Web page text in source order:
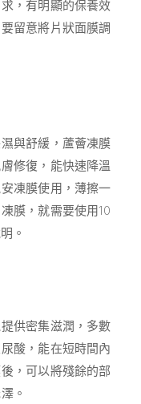
，有明顯的保養效
留意將片狀面膜調
與舒緩，蘆薈凍膜
修復，能快速降溫
凍膜使用，薄擦一
膜，就需要使用10
。
供密集滋潤，多數
酸，能在短時間內
，可以將殘餘的部
。